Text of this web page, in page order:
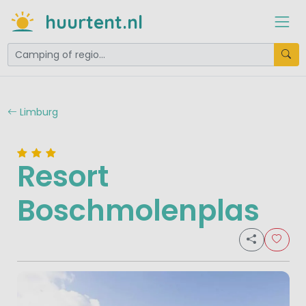
huurtent.nl
Limburg
Resort
Boschmolenplas